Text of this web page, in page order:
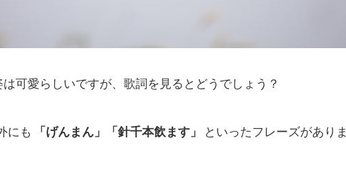
可愛らしいですが、歌詞を見るとどうでしょう？
にも 「げんまん」「針千本飲ます」
といったフレーズがありま